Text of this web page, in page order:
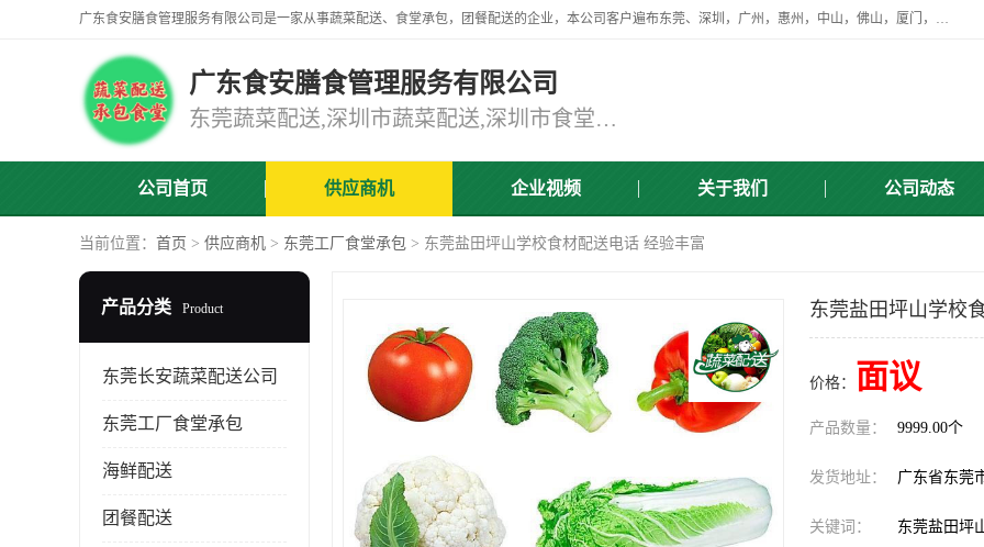
广东食安膳食管理服务有限公司是一家从事蔬菜配送、食堂承包，团餐配送的企业，本公司客户遍布东莞、深圳，广州，惠州，中山，佛山，厦门，肇庆，江门，清远等地，资质齐全，提供学校、工厂、医院、企业、地铁、大型超市、商场、单位、消防队、监狱食堂饭堂蔬菜配送，集新鲜蔬菜、新鲜肉类、粮油、瓜果 、干货 、水产、冻品、粮油、调味品、日用品、调味品及进口冷冻食品为主的原料供应商等为一体的化配送服务机构！
广东食安膳食管理服务有限公司
东莞蔬菜配送,深圳市蔬菜配送,深圳市食堂承包,深圳市宝安蔬菜配送,东莞工厂食堂承包,东莞蔬菜配送公司,东莞长安蔬菜配送公司
公司首页 供应商机 企业视频 关于我们 公司动态
当前位置： 首页 > 供应商机 > 东莞工厂食堂承包 > 东莞盐田坪山学校食材配送电话 经验丰富
产品分类 Product
东莞长安蔬菜配送公司
东莞工厂食堂承包
海鲜配送
团餐配送
东莞盐田坪山学校
价格： 面议
产品数量： 9999.00个
发货地址： 广东省东莞
关键词： 东莞盐田坪